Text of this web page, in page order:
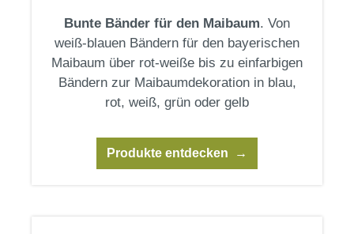
Bunte Bänder für den Maibaum. Von
weiß-blauen Bändern für den bayerischen
Maibaum über rot-weiße bis zu einfarbigen
Bändern zur Maibaumdekoration in blau,
rot, weiß, grün oder gelb
Produkte entdecken